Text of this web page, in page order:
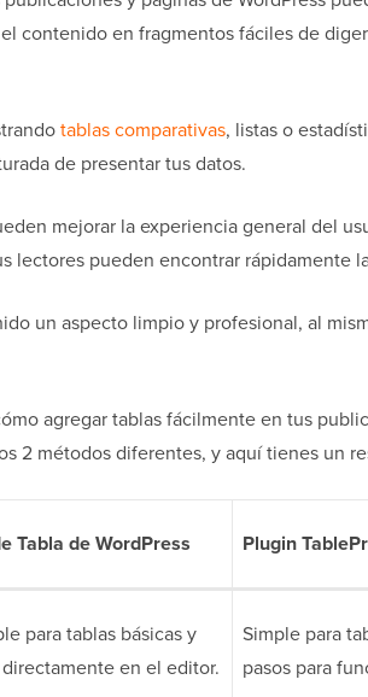
contenido en fragmentos fáciles de
tablas comparativas, listas o
de presentar tus datos.
mejorar la experiencia general del
lectores pueden encontrar rápidamente
un aspecto limpio y profesional, al
agregar tablas fácilmente en tus
2 métodos diferentes, y aquí tienes un
Tabla de WordPress Plugin
para tablas básicas y
en el editor.
Simple para
pasos para